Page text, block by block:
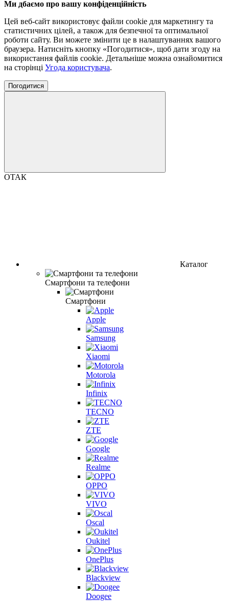
Ми дбаємо про вашу конфіденційність
Цей веб-сайт використовує файли cookie для маркетингу та
статистичних цілей, а також для безпечної та оптимальної
роботи сайту. Ви можете змінити це в налаштуваннях вашого
браузера. Натисніть кнопку «Погодитися», щоб дати згоду на
використання файлів cookie. Детальніше можна ознайомитися
на сторінці Угода користувача.
Погодитися
ОТАК
Каталог
Смартфони та телефони
Смартфони
Apple
Samsung
Xiaomi
Motorola
Infinix
TECNO
ZTE
Google
Realme
OPPO
VIVO
Oscal
Oukitel
OnePlus
Blackview
Doogee